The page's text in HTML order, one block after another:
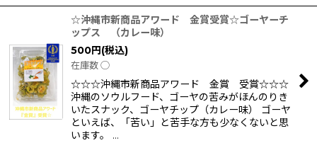
☆沖縄市新商品アワード 金賞受賞☆ゴーヤーチ
ップス （カレー味）
500円(税込)
在庫数 ◯
☆☆☆沖縄市新商品アワード 金賞 受賞☆☆☆
沖縄のソウルフード、ゴーヤの苦みがほんのりき
いたスナック、ゴーヤチップ（カレー味） ゴーヤ
といえば、「苦い」と苦手な方も少なくないと思
います。 …